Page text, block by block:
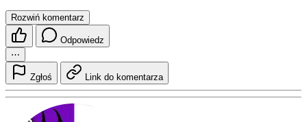
Rozwiń komentarz
Odpowiedz
⋯
Zgłoś Link do komentarza